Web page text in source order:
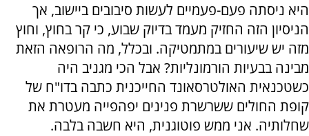
היא ניסתה פעם-פעמיים לעשות סיבובים ביישוב, אך
הניסיון הזה החזיק מעמד בדיוק שבוע, כי קר בחוץ, וחוץ
מזה יש שיעורים במתמטיקה. ובכלל, מה הרופאה הזאת
מבינה בבעיות הורמונליות? אבל הכי מגניב היה
כשטכנאית האולטרסאונד החייכנית כתבה בדו"ח של
קופת החולים ששרשרת פנינים יפהפייה מעטרת את
שחלותיה. אני ממש פוטוגנית, היא חשבה בלבה.